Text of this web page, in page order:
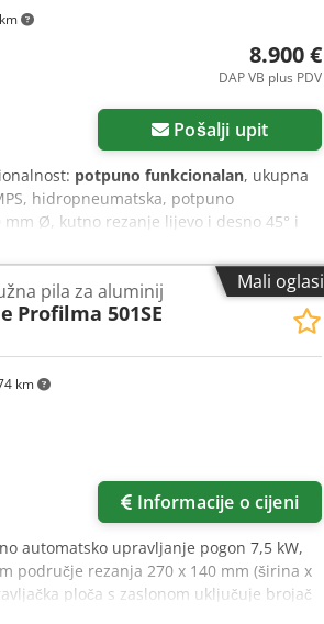
8.900 €
DAP VB plus PDV
Pošalji upit
potpuno funkcionalan, ukupna
hidropneumatska, potpuno
Ø, kutno rezanje lijevo i desno 45° i
105 mm četvrtasto, 200x80 mm ravno -
45° desno: 115 mm okruglo, 100 mm
kontrola s mikroprocesorom s
1. Nadzor minimalnog ulaznog
kontrola glave pile • Pneumatski
jedinica za dovod
za prskanje rashladne tekućine •
3600 min-1
Mali oglasi
km
pila za aluminij
Profilma 501SE
Informacije o cijeni
automatsko upravljanje pogon 7,5 kW,
područje rezanja 270 x 140 mm (širina x
ploča s zaslonom uključuje brojač
od 3000 mm automatsko